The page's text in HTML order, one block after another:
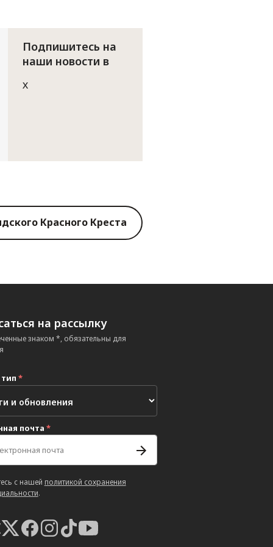
Подпишитесь на
наши новости в
X
Красного Креста
на рассылку
знаком *, обязательны для
*
почта *
с нашей политикой сохранения
.